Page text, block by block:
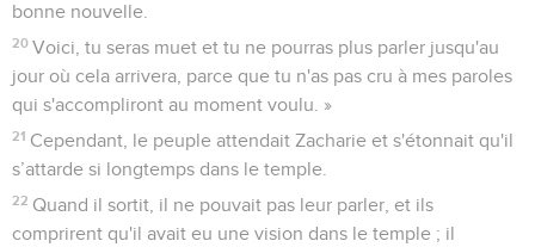
bonne nouvelle.
20 Voici, tu seras muet et tu ne pourras plus parler jusqu'au
jour où cela arrivera, parce que tu n'as pas cru à mes paroles
qui s'accompliront au moment voulu. »
21 Cependant, le peuple attendait Zacharie et s'étonnait qu'il
s’attarde si longtemps dans le temple.
22 Quand il sortit, il ne pouvait pas leur parler, et ils
comprirent qu'il avait eu une vision dans le temple ; il